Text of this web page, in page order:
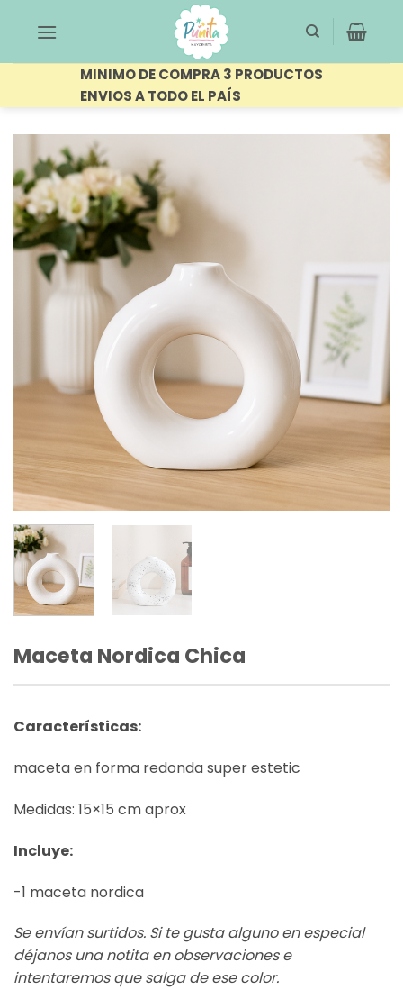
MINIMO DE COMPRA 3 PRODUCTOS
ENVIOS A TODO EL PAÍS
Maceta Nordica Chica
Características:
maceta en forma redonda super estetic
Medidas: 15×15 cm aprox
Incluye:
-1 maceta nordica
Se envían surtidos. Si te gusta alguno en especial
déjanos una notita en observaciones e
intentaremos que salga de ese color.